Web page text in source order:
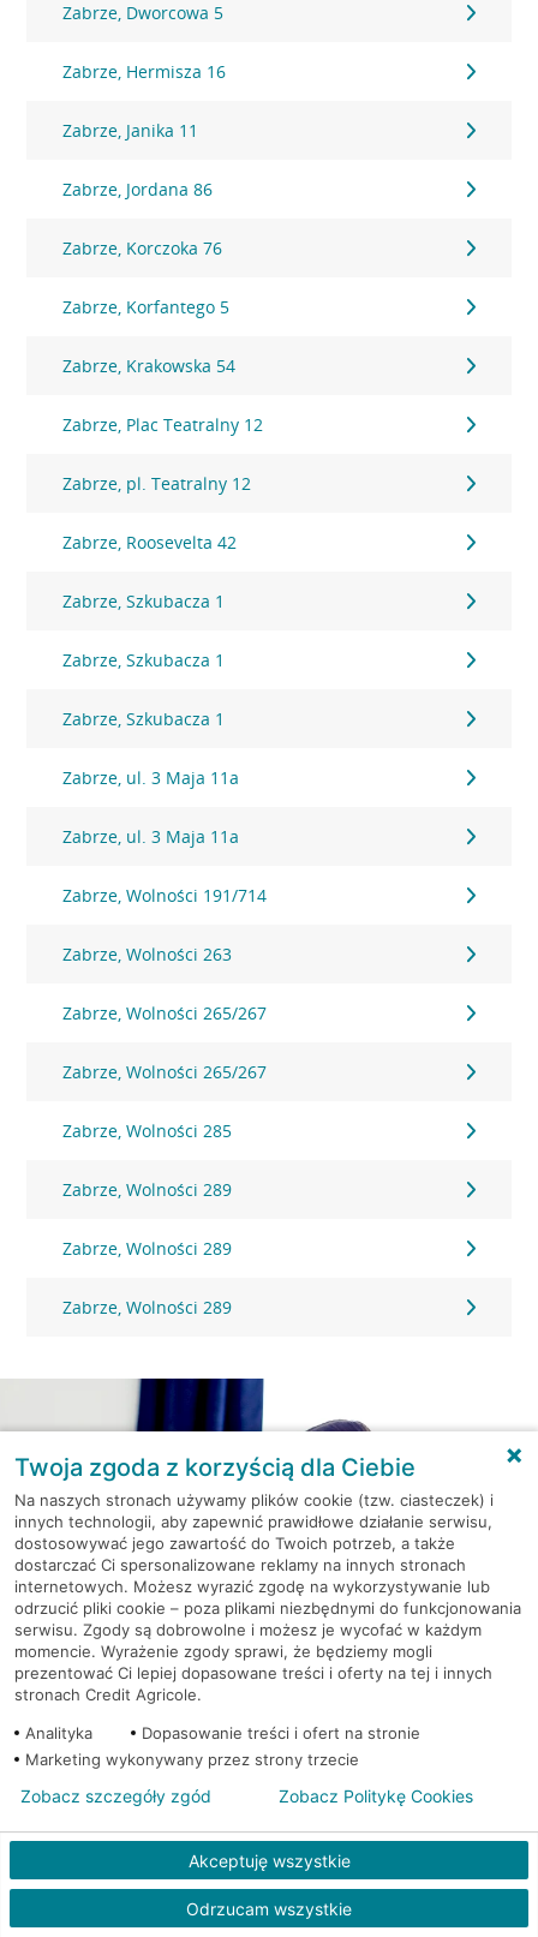
Zabrze, Dworcowa 5
Zabrze, Hermisza 16
Zabrze, Janika 11
Zabrze, Jordana 86
Zabrze, Korczoka 76
Zabrze, Korfantego 5
Zabrze, Krakowska 54
Zabrze, Plac Teatralny 12
Zabrze, pl. Teatralny 12
Zabrze, Roosevelta 42
Zabrze, Szkubacza 1
Zabrze, Szkubacza 1
Zabrze, Szkubacza 1
Zabrze, ul. 3 Maja 11a
Zabrze, ul. 3 Maja 11a
Zabrze, Wolności 191/714
Zabrze, Wolności 263
Zabrze, Wolności 265/267
Zabrze, Wolności 265/267
Zabrze, Wolności 285
Zabrze, Wolności 289
Zabrze, Wolności 289
Zabrze, Wolności 289
Kredyt gotówkowy na Twoje
wakacyjne plany
Weź kredyt na to co ważne. Twoje marzenia
nie muszą czekać!
RRSO: 9,6%
WEŹ KREDYT NOTA PRAWNA
Twoja zgoda z korzyścią dla Ciebie
Na naszych stronach używamy plików cookie (tzw. ciasteczek) i
innych technologii, aby zapewnić prawidłowe działanie serwisu,
dostosowywać jego zawartość do Twoich potrzeb, a także
dostarczać Ci spersonalizowane reklamy na innych stronach
internetowych. Możesz wyrazić zgodę na wykorzystywanie lub
odrzucić pliki cookie – poza plikami niezbędnymi do funkcjonowania
serwisu. Zgody są dobrowolne i możesz je wycofać w każdym
momencie. Wyrażenie zgody sprawi, że będziemy mogli
prezentować Ci lepiej dopasowane treści i oferty na tej i innych
stronach Credit Agricole.
Analityka
Dopasowanie treści i ofert na stronie
Marketing wykonywany przez strony trzecie
Akceptuję wszystkie
Odrzucam wszystkie
Zobacz szczegóły zgód Zobacz Politykę Cookies